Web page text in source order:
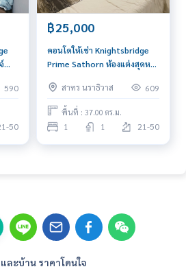
590
50
฿25,000
คอนโดให้เช่า Knightsbridge
Prime Sathorn ห้องแต่งสุดหรู
เหนือสาทร นราธิวาส 609
พื้นที่ : 37.00 ตร.ม.
1 1 21-50
ละบ้าน ราคาโดนใจ